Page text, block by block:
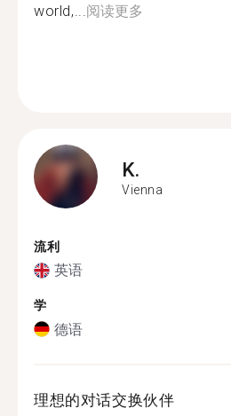
world,... 阅读更多
K.
Vienna
流利
英语
学
德语
理想的对话交换伙伴